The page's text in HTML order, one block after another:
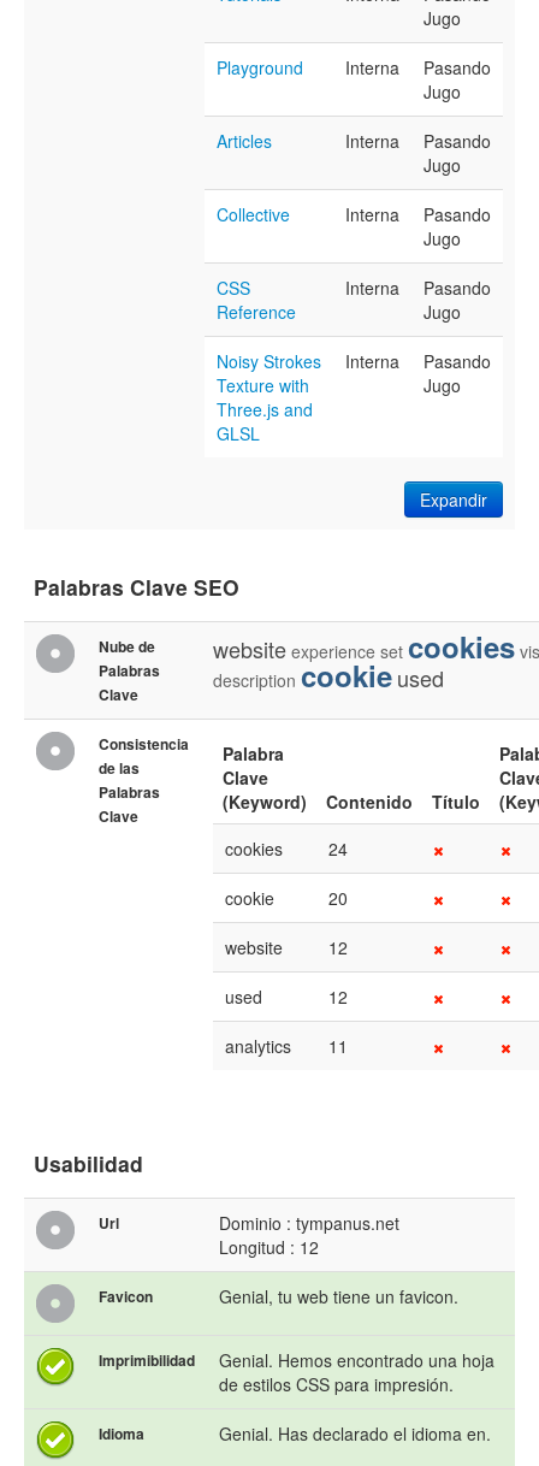
Jugo
Playground Interna
Pasando
Jugo
Articles Interna
Pasando
Jugo
Collective Interna
Pasando
Jugo
CSS
Reference
Interna
Pasando
Jugo
Noisy Strokes
Texture with
Three.js and
GLSL
Interna
Pasando
Jugo
Expandir
Palabras Clave SEO
Nube de
Palabras
Clave
website experience set cookies
description cookieused
Consistencia
de las
Palabras
Clave
Palabra
Clave
(Keyword)
Contenido Título
cookies
24
cookie 20
website 12
used 12
analytics 11
Usabilidad
Url
Dominio : tympanus.net
Longitud : 12
Favicon Genial, tu web tiene un favicon.
Imprimibilidad
Genial. Hemos encontrado una hoja
de estilos CSS para impresión.
Idioma Genial. Has declarado el idioma en.